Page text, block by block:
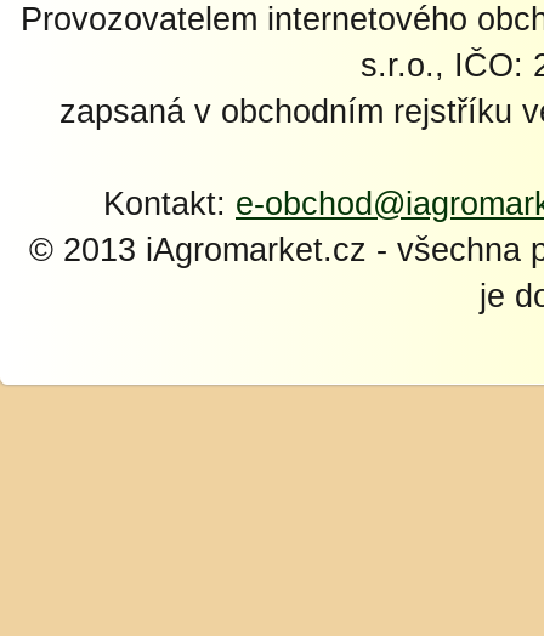
Provozovatelem internetového
s.r.o., IČO:
zapsaná v obchodním rejstříku
Kontakt: e-
© 2013 iAgromarket.cz - všechna
je